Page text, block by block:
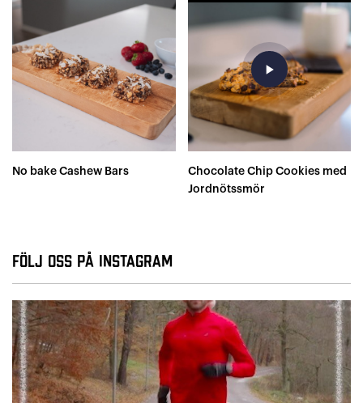
No bake Cashew Bars
play_arrow
Chocolate Chip Cookies med
Jordnötssmör
Följ oss på Instagram